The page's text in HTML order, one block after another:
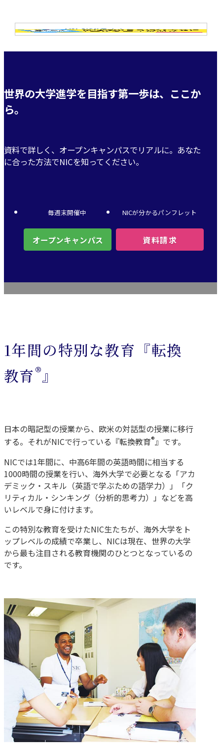
世界の大学進学を目指す第一歩は、ここか
ら。
資料で詳しく、オープンキャンパスでリアルに。 あなた
に合った方法でNICを知ってください。
毎週末開催中
オープンキャンパス
NICが分かるパンフレット
資料請求
1年間の特別な教育『転換
教育®』
⽇本の暗記型の授業から、欧⽶の対話型の授業に移⾏
する。それがNICで⾏っている『転換教育®』です。
NICでは1年間に、中高6年間の英語時間に相当する
1000時間の授業を⾏い、海外⼤学で必要となる「アカ
デミック・スキル（英語で学ぶための語学⼒）」「ク
リティカル・シンキング（分析的思考⼒）」などを高
いレベルで⾝に付けます。
この特別な教育を受けたNIC⽣たちが、海外⼤学をト
ップレベルの成績で卒業し、NICは現在、世界の⼤学
から最も注⽬される教育機関のひとつとなっているの
です。
30年間で1万⼈以上の